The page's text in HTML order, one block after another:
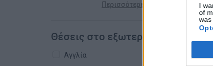
I
of
was
Περισσότερες γλώσσες +
Θέσεις στο εξωτερικό
Αγγλία